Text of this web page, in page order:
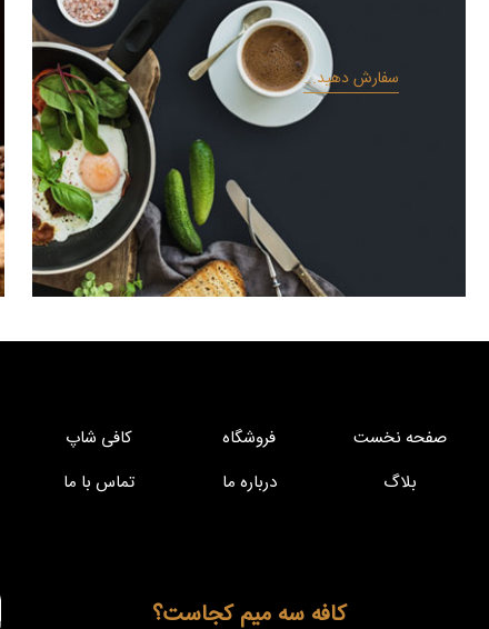
سفارش دهید...
صفحه نخست فروشگاه
کافی شاپ
بلاگ
درباره ما تماس با ما
کافه سه میم کجاست؟